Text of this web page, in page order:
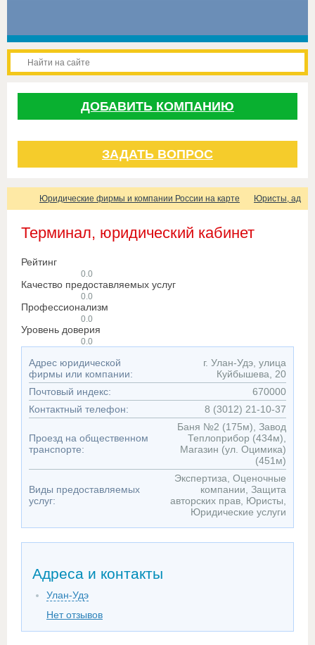
ДОБАВИТЬ КОМПАНИЮ
ЗАДАТЬ ВОПРОС
Юридические фирмы и компании России на карте Юристы,
Терминал, юридический кабинет
Рейтинг
0.0
Качество предоставляемых услуг
0.0
Профессионализм
0.0
Уровень доверия
0.0
Адрес юридической
фирмы или компании:
г. Улан-Удэ, улица
Куйбышева, 20
Почтовый индекс:
670000
Контактный телефон:
8 (3012) 21-10-37
Проезд на общественном
транспорте:
Баня №2 (175м), Завод
Теплоприбор (434м),
Магазин (ул. Оцимика)
(451м)
Виды предоставляемых
услуг:
Экспертиза, Оценочные
компании, Защита
авторских прав, Юристы,
Юридические услуги
Адреса и контакты
Улан-Удэ
Нет отзывов